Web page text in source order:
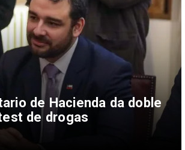
de Hacienda da doble
de drogas